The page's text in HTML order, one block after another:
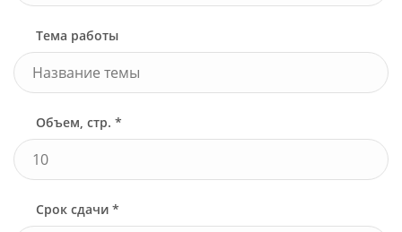
Тема работы
Объем, стр. *
Срок сдачи *